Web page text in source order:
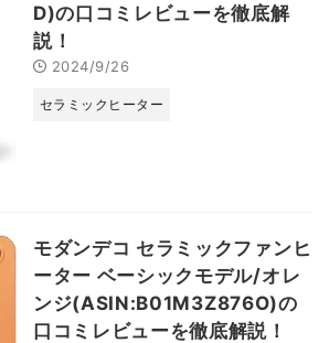
D)の口コミレビューを徹底解
説！
2024/9/26
セラミックヒーター
モダンデコ セラミックファンヒ
ーター ベーシックモデル/オレ
ンジ(ASIN:B01M3Z876O)の
口コミレビューを徹底解説！